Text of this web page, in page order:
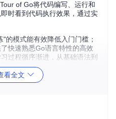
of Go将代码编写、运行和
时看到代码执行效果，通过实
的模式能有效降低入门门槛；
快速熟悉Go语言特性的高效
过程循序渐进，从基础语法到
交互的代码示例，真正实现
看全文